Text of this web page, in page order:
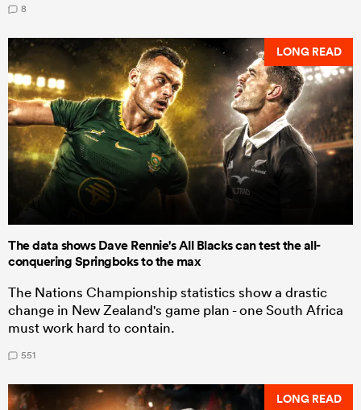
8
LONG READ
The data shows Dave Rennie's All Blacks can test the all-
conquering Springboks to the max
The Nations Championship statistics show a drastic
change in New Zealand's game plan - one South Africa
must work hard to contain.
551
LONG READ